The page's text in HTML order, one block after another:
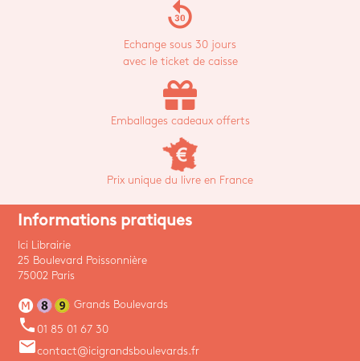
replay_30
Echange sous 30 jours
avec le ticket de caisse
Emballages cadeaux offerts
Prix unique du livre en France
Informations pratiques
Ici Librairie
25 Boulevard Poissonnière
75002 Paris
Grands Boulevards
phone 01 85 01 67 30
emailcontact@icigrandsboulevards.fr